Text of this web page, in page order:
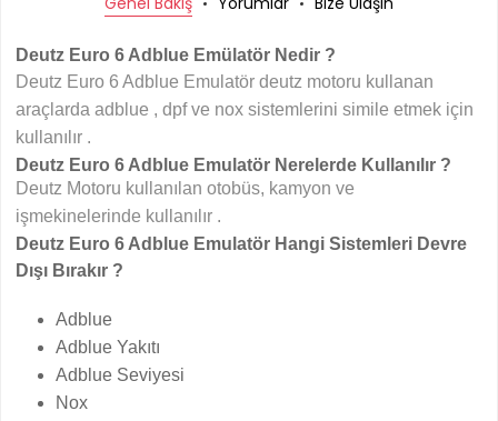
Deutz Euro 6 Adblue Emülatör Nedir ?
Deutz Euro 6 Adblue Emulatör deutz motoru kullanan
araçlarda adblue , dpf ve nox sistemlerini simile etmek için
kullanılır .
Deutz Euro 6 Adblue Emulatör Nerelerde Kullanılır ?
Deutz Motoru kullanılan otobüs, kamyon ve
işmekinelerinde kullanılır .
Deutz Euro 6 Adblue Emulatör Hangi Sistemleri Devre
Dışı Bırakır ?
Adblue
Adblue Yakıtı
Adblue Seviyesi
Nox